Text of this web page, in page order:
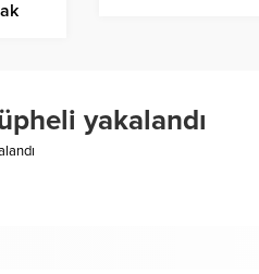
yakalandı